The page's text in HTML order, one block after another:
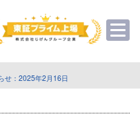
せ：2025年2月16日